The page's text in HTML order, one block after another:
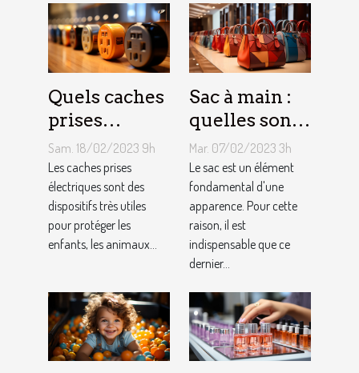
Quels caches
prises
électriques
choisir ?
Sam. 18/02/2023 9h
Les caches prises
électriques sont des
dispositifs très utiles
pour protéger les
enfants, les animaux...
Sac à main :
quelles sont
les astuces
pour faire un
choix
approprié ?
Mar. 07/02/2023 3h
Le sac est un élément
fondamental d'une
apparence. Pour cette
raison, il est
indispensable que ce
dernier...